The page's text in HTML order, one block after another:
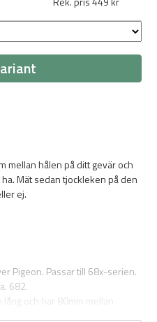
mellan hålen på ditt gevär och
Mät sedan tjockleken på den
ej.
Pigeon. Passar till 68x-serien.
682.
och har 80mm mellan